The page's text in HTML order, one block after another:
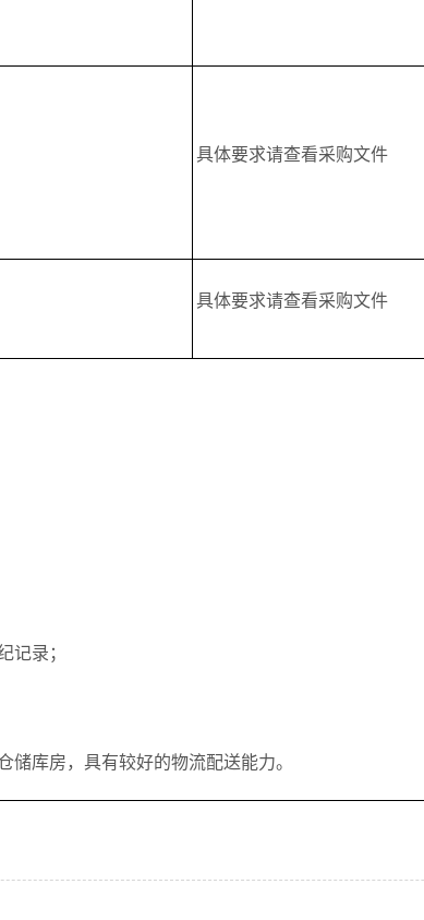
具体要求请查看采购文件
具体要求请查看采购文件
记录；
库房，具有较好的物流配送能力。